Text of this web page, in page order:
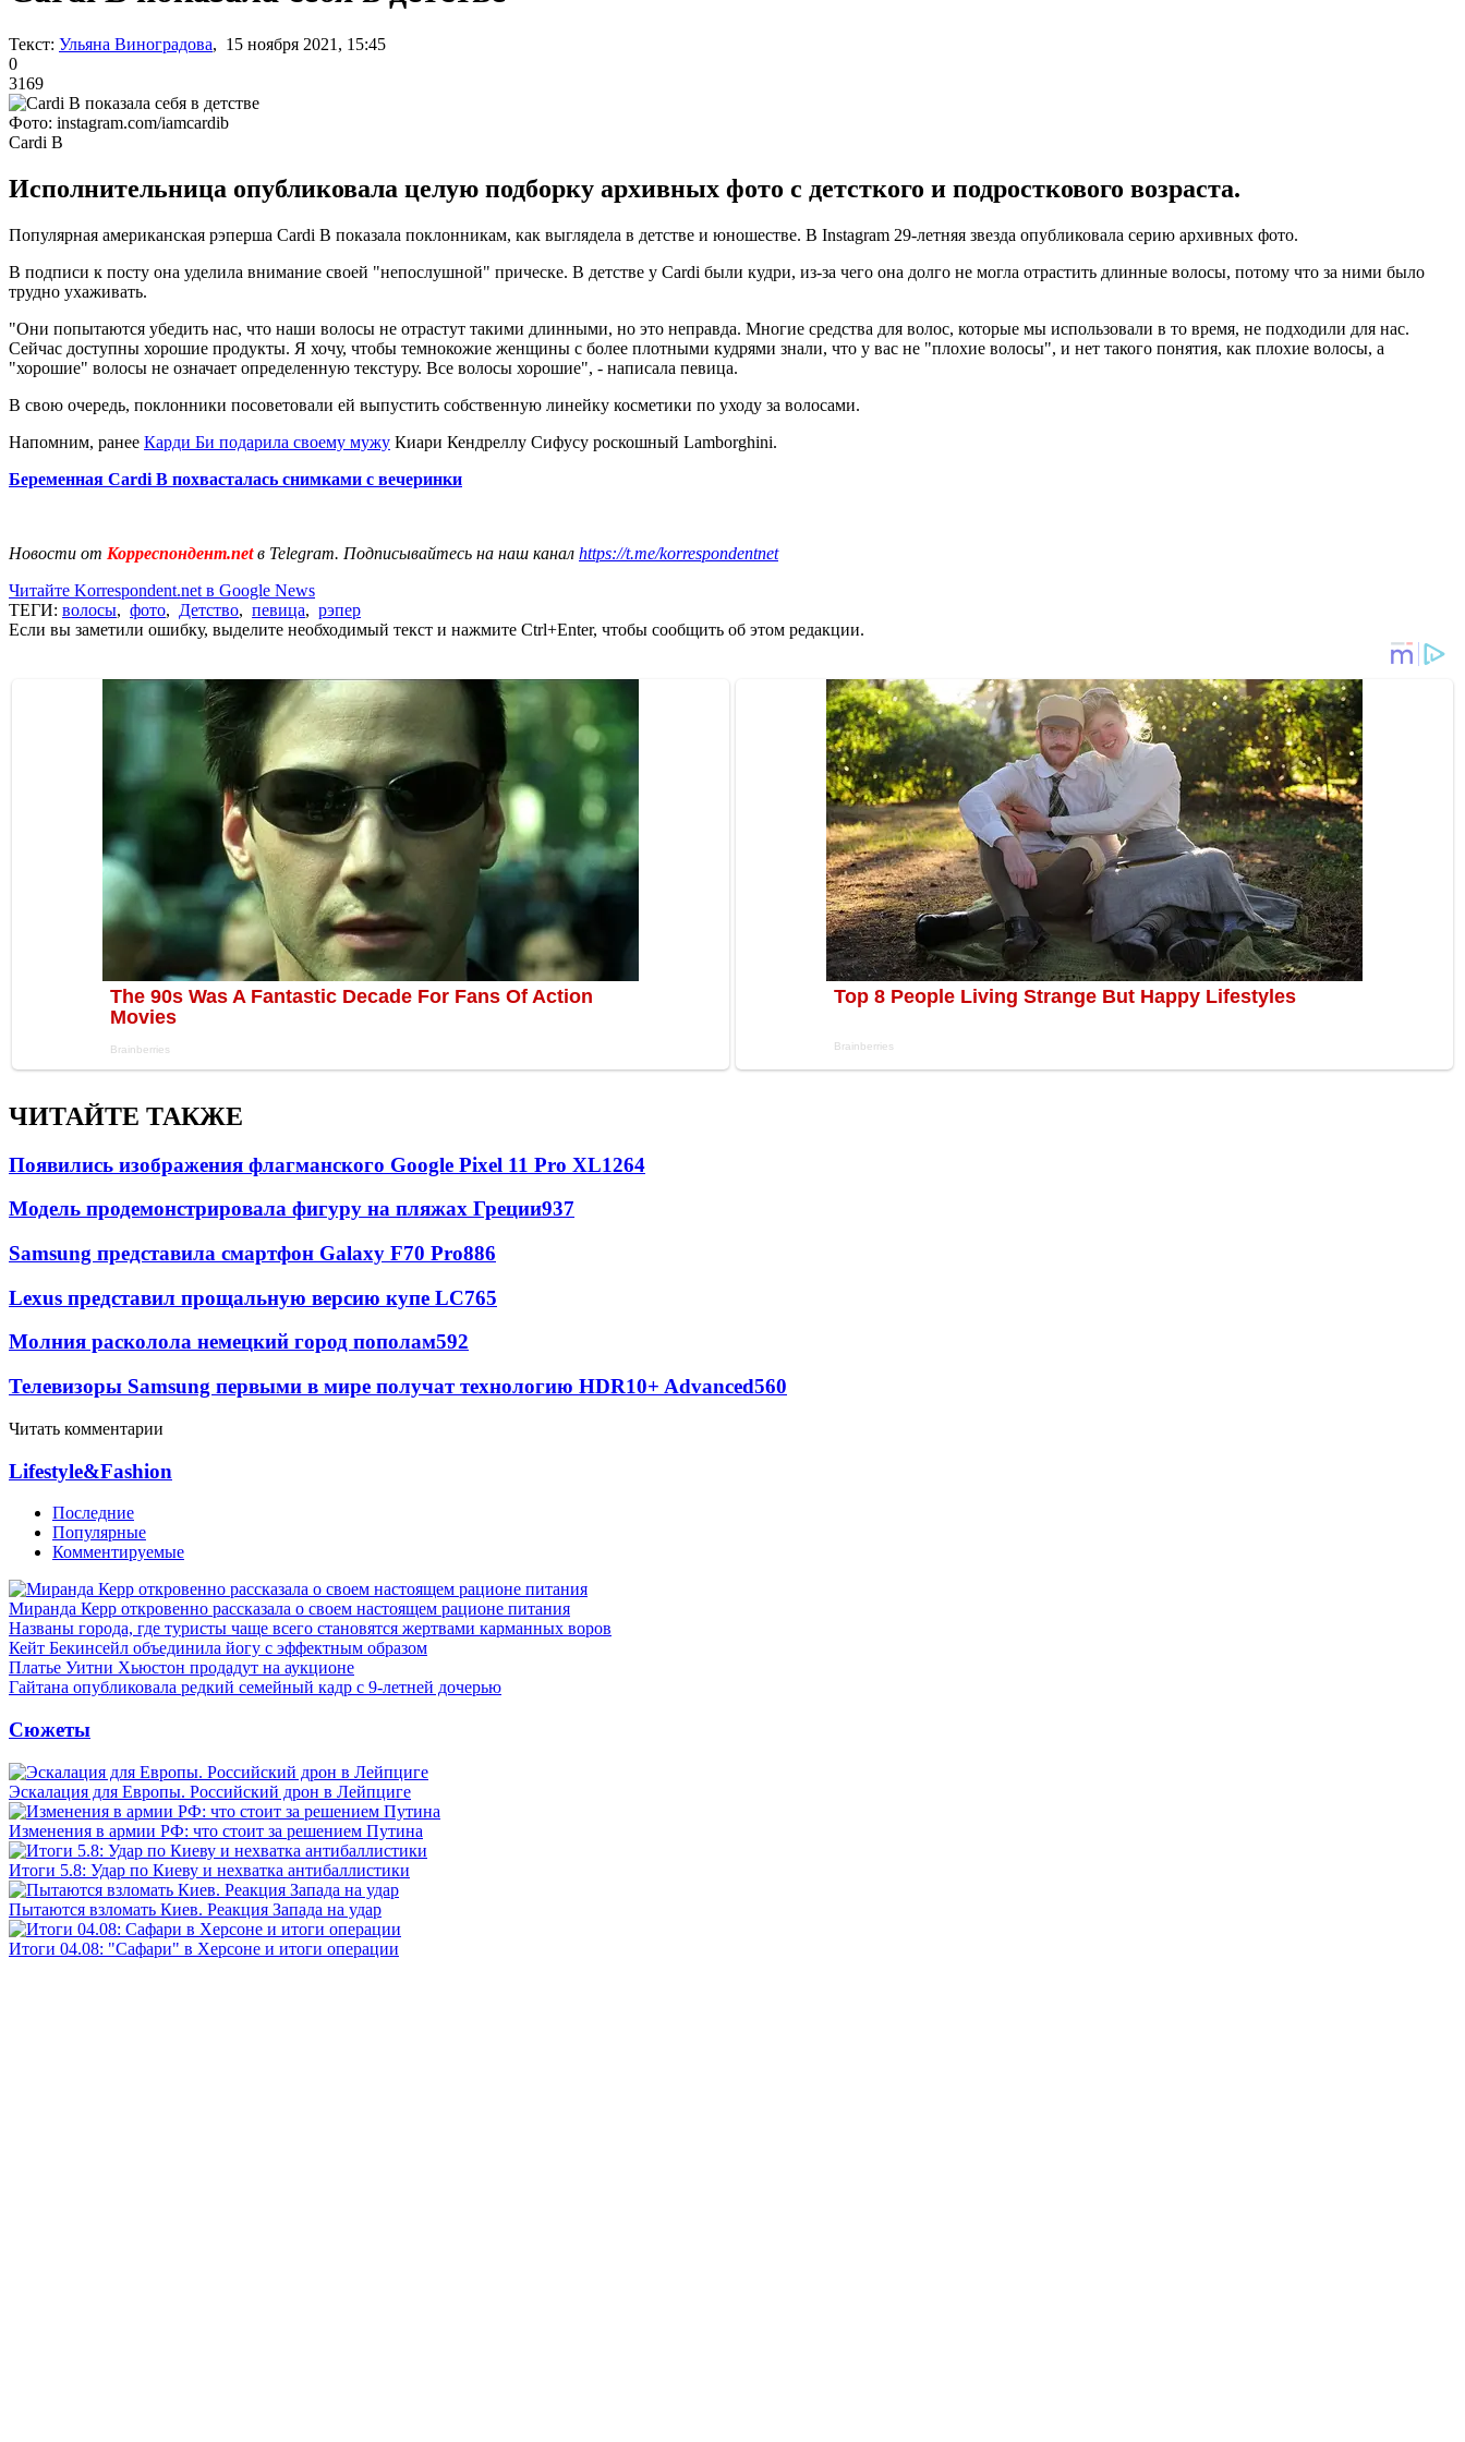
Текст: Ульяна Виноградова, 15 ноября 2021, 15:45
0
3169
Фото: instagram.com/iamcardib
Cardi B
Исполнительница опубликовала целую подборку архивных фото с детсткого и подросткового возраста.
Популярная американская рэперша Cardi B показала поклонникам, как выглядела в детстве и юношестве. В Instagram 29-летняя звезда опубликовала серию архивных фото.
В подписи к посту она уделила внимание своей "непослушной" прическе. В детстве у Cardi были кудри, из-за чего она долго не могла отрастить длинные волосы, потому что за ними было
трудно ухаживать.
"Они попытаются убедить нас, что наши волосы не отрастут такими длинными, но это неправда. Многие средства для волос, которые мы использовали в то время, не подходили для нас.
Сейчас доступны хорошие продукты. Я хочу, чтобы темнокожие женщины с более плотными кудрями знали, что у вас не "плохие волосы", и нет такого понятия, как плохие волосы, а
"хорошие" волосы не означает определенную текстуру. Все волосы хорошие", - написала певица.
В свою очередь, поклонники посоветовали ей выпустить собственную линейку косметики по уходу за волосами.
Напомним, ранее Карди Би подарила своему мужу Киари Кендреллу Сифусу роскошный Lamborghini.
Беременная Cardi B похвасталась снимками с вечеринки
Новости от Корреспондент.netв Telegram. Подписывайтесь на наш канал https://t.me/korrespondentnet
Читайте Korrespondent.net в Google News
ТЕГИ: волосы, фото, Детство, певица, рэпер
Если вы заметили ошибку, выделите необходимый текст и нажмите Ctrl+Enter, чтобы сообщить об этом редакции.
ЧИТАЙТЕ ТАКЖЕ
Появились изображения флагманского Google Pixel 11 Pro XL1264
Модель продемонстрировала фигуру на пляжах Греции937
Samsung представила смартфон Galaxy F70 Pro886
Lexus представил прощальную версию купе LC765
Молния расколола немецкий город пополам592
Телевизоры Samsung первыми в мире получат технологию HDR10+ Advanced560
Читать комментарии
Lifestyle&Fashion
Последние
Популярные
Комментируемые
Миранда Керр откровенно рассказала о своем настоящем рационе питания
Названы города, где туристы чаще всего становятся жертвами карманных воров
Кейт Бекинсейл объединила йогу с эффектным образом
Платье Уитни Хьюстон продадут на аукционе
Гайтана опубликовала редкий семейный кадр с 9-летней дочерью
Сюжеты
Эскалация для Европы. Российский дрон в Лейпциге
Изменения в армии РФ: что стоит за решением Путина
Итоги 5.8: Удар по Киеву и нехватка антибаллистики
Пытаются взломать Киев. Реакция Запада на удар
Итоги 04.08: "Сафари" в Херсоне и итоги операции